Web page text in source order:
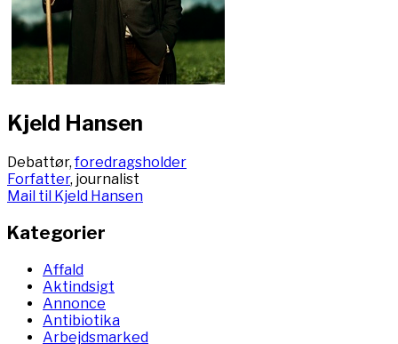
Kjeld Hansen
Debattør,foredragsholder
Forfatter, journalist
Mail til Kjeld Hansen
Kategorier
Affald
Aktindsigt
Annonce
Antibiotika
Arbejdsmarked